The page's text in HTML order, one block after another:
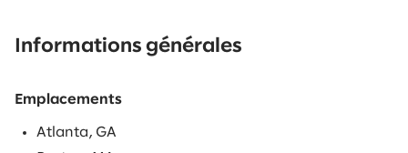
Informations générales
Emplacements
Atlanta, GA